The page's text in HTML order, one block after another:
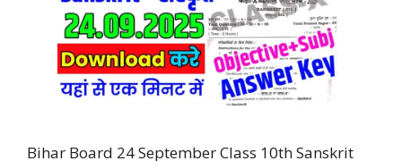
Bihar Board 24 September Class 10th Sanskrit